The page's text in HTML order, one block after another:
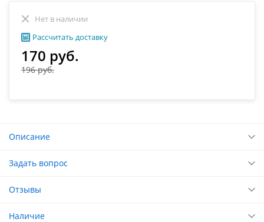
Нет в наличии
Рассчитать доставку
170 руб.
196 руб.
Описание
Задать вопрос
Отзывы
Наличие